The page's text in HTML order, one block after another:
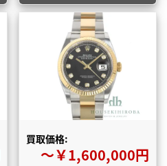
買取価格:
〜￥1,600,000円